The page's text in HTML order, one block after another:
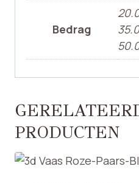
Bedrag
PRODUCTEN